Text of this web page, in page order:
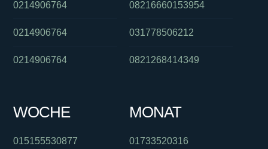
0214906764
0214906764
0214906764
08216660153954
031778506212
0821268414349
WOCHE
015155530877
MONAT
01733520316